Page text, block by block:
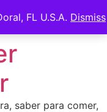
FL U.S.A. Dismiss
-
saber para comer,